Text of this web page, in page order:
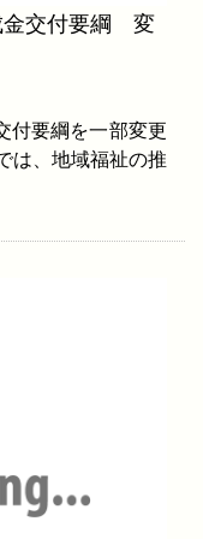
金交付要綱 変
付要綱を一部変更
は、地域福祉の推